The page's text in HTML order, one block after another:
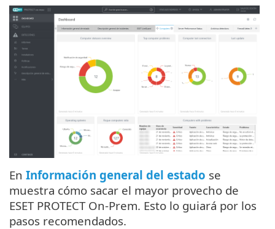
En Información general del estado se
muestra cómo sacar el mayor provecho de
ESET PROTECT On-Prem. Esto lo guiará por los
pasos recomendados.